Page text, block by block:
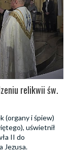
relikwii św.
(organy i śpiew)
uświetnił
II do
Jezusa.